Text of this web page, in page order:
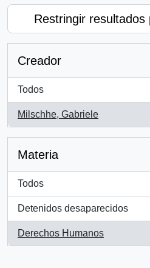
Restringir resultados
Creador
Todos
Milschhe, Gabriele
, 1 resultados
Materia
Todos
Detenidos desaparecidos
, 1 resultados
Derechos Humanos
, 1 resultados